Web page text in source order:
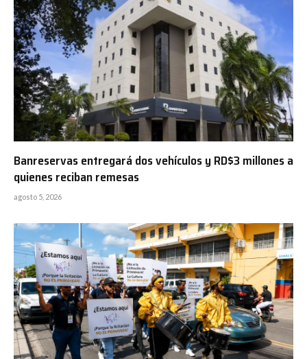
Banreservas entregará dos vehículos y RD$3 millones a
quienes reciban remesas
agosto 5, 2026